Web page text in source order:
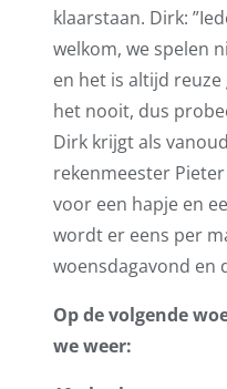
klaarstaan. Dirk:
welkom, we spelen
en het is altijd
het nooit, dus
Dirk krijgt als
rekenmeester
voor een hapje en
wordt er eens per
woensdagavond en
Op de volgende
we weer: